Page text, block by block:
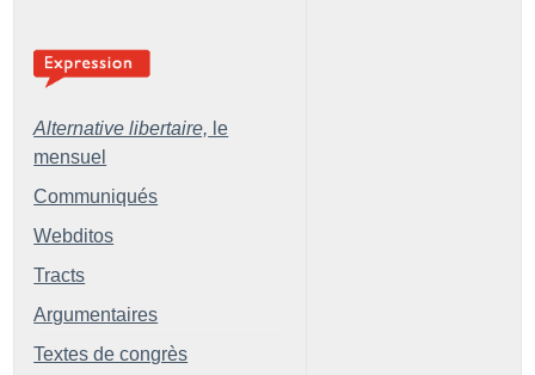
Alternative libertaire, le
mensuel
Communiqués
Webditos
Tracts
Argumentaires
Textes de congrès